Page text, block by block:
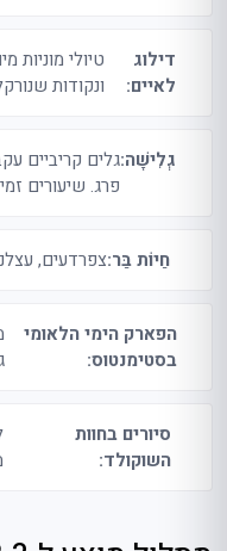
דילוג
לאיים:
טיולי
ונקודות
גְלִישָׁה:גלים קריביים
פרג. שיעורים
חַיוֹת בַּר:צפרדעים,
הפארק הימי הלאומי
בסטימנטוס:
סיורים בחוות
השוקולד: